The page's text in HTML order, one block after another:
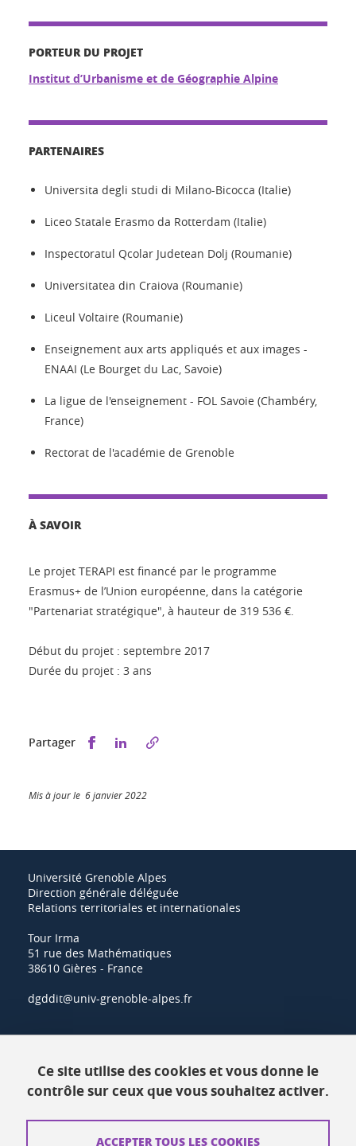
PORTEUR DU PROJET
Institut d’Urbanisme et de Géographie Alpine
PARTENAIRES
Universita degli studi di Milano-Bicocca (Italie)
Liceo Statale Erasmo da Rotterdam (Italie)
Inspectoratul Qcolar Judetean Dolj (Roumanie)
Universitatea din Craiova (Roumanie)
Liceul Voltaire (Roumanie)
Enseignement aux arts appliqués et aux images -
ENAAI (Le Bourget du Lac, Savoie)
La ligue de l'enseignement - FOL Savoie (Chambéry,
France)
Rectorat de l'académie de Grenoble
À SAVOIR
Le projet TERAPI est financé par le programme
Erasmus+ de l’Union européenne, dans la catégorie
"Partenariat stratégique", à hauteur de 319 536 €.
Début du projet : septembre 2017
Durée du projet : 3 ans
Partager Partager sur Facebook
Partager sur LinkedIn
Mis à jour le 6 janvier 2022
Université Grenoble Alpes
Direction générale déléguée
Relations territoriales et internationales
Tour Irma
51 rue des Mathématiques
38610 Gières - France
dgddit@univ-grenoble-alpes.fr
Ressources
Contacts
Ce site utilise des cookies et vous donne le
contrôle sur ceux que vous souhaitez activer.
ACCEPTER TOUS LES COOKIES